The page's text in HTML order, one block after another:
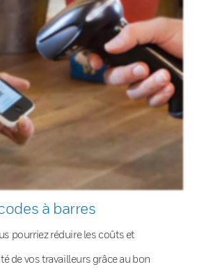
à barres
pourriez réduire les coûts et
de vos travailleurs grâce au bon